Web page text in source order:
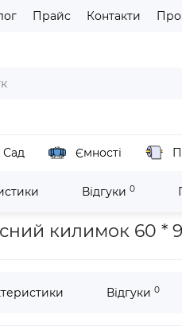
Прайс Контакти Про
Сад Ємності
Відгуки 0
Поліпропіленовий
килимок 60 *
Відгуки 0